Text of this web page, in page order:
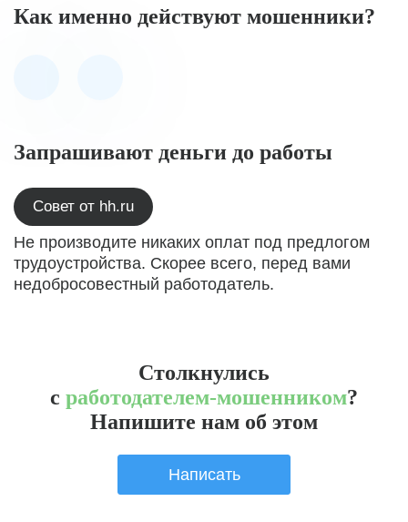
Как именно действуют мошенники?
Запрашивают деньги до работы
Совет от hh.ru
Не производите никаких оплат под предлогом
трудоустройства. Скорее всего, перед вами
недобросовестный работодатель.
Столкнулись
с работодателем-мошенником?
Напишите нам об этом
Написать